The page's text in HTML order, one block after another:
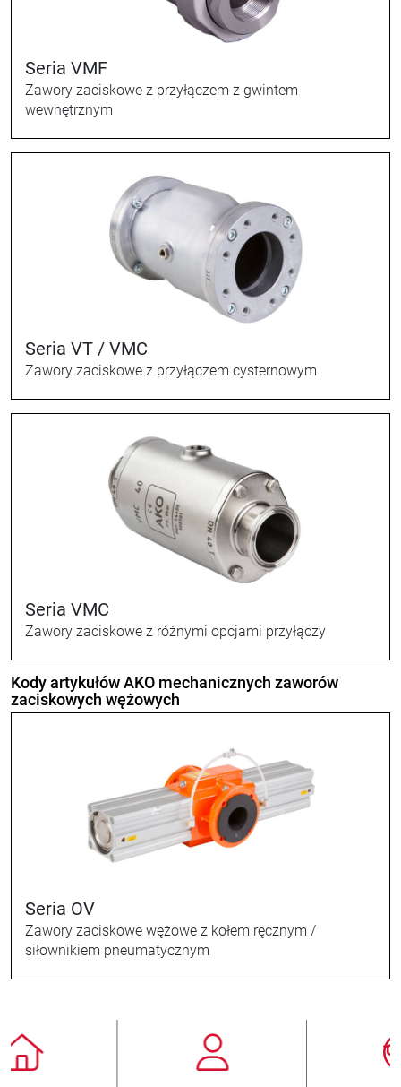
Seria VMF
Zawory zaciskowe z przyłączem z gwintem
wewnętrznym
Seria VT / VMC
Zawory zaciskowe z przyłączem cysternowym
Seria VMC
Zawory zaciskowe z różnymi opcjami przyłączy
Kody artykułów AKO mechanicznych zaworów
zaciskowych wężowych
Seria OV
Zawory zaciskowe wężowe z kołem ręcznym /
siłownikiem pneumatycznym